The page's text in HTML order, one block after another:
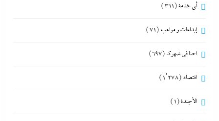
أي خدمة(361)
إبداعات و مواهب (71)
احنا في ضهرك (697)
اقتصاد (1٬278)
الأجندة(1)